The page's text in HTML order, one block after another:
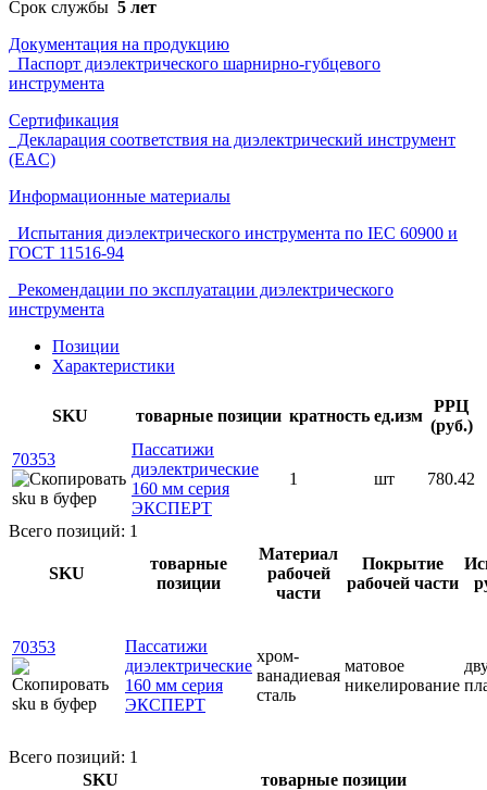
Срок службы 5 лет
Документация на продукцию
Паспорт диэлектрического шарнирно-губцевого
инструмента
Сертификация
Декларация соответствия на диэлектрический инструмент
(EAC)
Информационные материалы
Испытания диэлектрического инструмента по IEC 60900 и
ГОСТ 11516-94
Рекомендации по эксплуатации диэлектрического
инструмента
Позиции
Характеристики
SKU товарные позиции кратность ед.изм
РРЦ
(руб.)
70353
Пассатижи
диэлектрические
160 мм серия
ЭКСПЕРТ
1 шт 780.42
Всего позиций: 1
SKU
товарные
позиции
Материал
рабочей
части
Покрытие
рабочей части
70353
Пассатижи
диэлектрические
160 мм серия
ЭКСПЕРТ
хром-
ванадиевая
сталь
матовое
никелирование
Всего позиций: 1
SKU
товарные позиции